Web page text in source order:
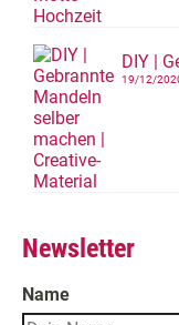
DIY |
19/12/
Newsletter
Name